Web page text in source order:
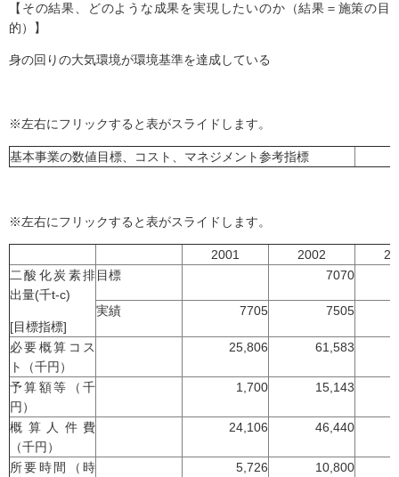
【その結果、どのような成果を実現したいのか（結果＝施策の目
的）】
身の回りの大気環境が環境基準を達成している
※左右にフリックすると表がスライドします。
基本事業の数値目標、コスト、マネジメント参考指標
※左右にフリックすると表がスライドします。
2001 2002
二酸化炭素排
出量(千t-c)
[目標指標]
目標 7070
実績 7705 7505
必要概算コス
ト（千円）
25,806 61,583
予算額等（千
円）
1,700 15,143
概算人件費
（千円）
24,106 46,440
所要時間（時
5,726 10,800